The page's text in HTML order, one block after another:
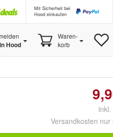
Mit Sicherheit bei
Hood einkaufen
Hood
Waren-
korb
inkl.
Versandkosten nur